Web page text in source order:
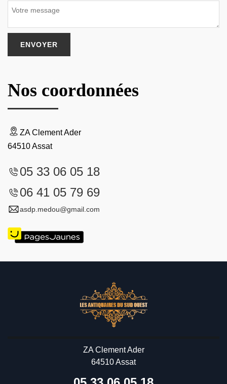
Nos coordonnées
ZA Clement Ader
64510 Assat
05 33 06 05 18
06 41 05 79 69
asdp.medou@gmail.com
ZA Clement Ader
64510 Assat